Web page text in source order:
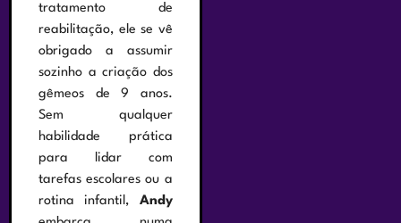
tratamento de
reabilitação, ele se vê
obrigado a assumir
sozinho a criação dos
gêmeos de 9 anos.
Sem qualquer
habilidade prática
para lidar com
tarefas escolares ou a
rotina infantil, Andy